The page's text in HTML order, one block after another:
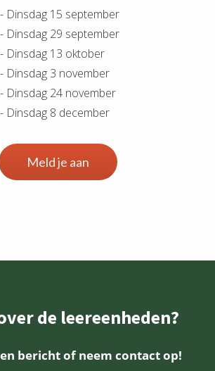
Dinsdag 15 september
Dinsdag 29 september
Dinsdag 13 oktober
Dinsdag 3 november
Dinsdag 24 november
Dinsdag 8 december
Meld je aan
de leereenheden?
bericht of neem contact op!